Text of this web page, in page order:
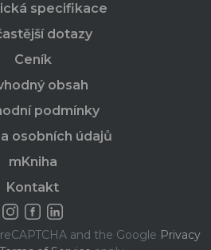
specifikace
dotazy
Ceník
obsah
podmínky
osobních údajů
mKniha
Kontakt
and the Google Privacy